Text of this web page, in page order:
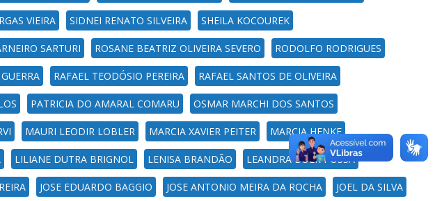
VIEIRA SIDNEI RENATO SILVEIRA SHEILA KOCOUREK
SARTURI ROSANE BEATRIZ OLIVEIRA SEVERO RODOLFO RODRIGUES
RAFAEL TEODÓSIO PEREIRA RAFAEL SANTOS DE OLIVEIRA
PATRICIA DO AMARAL COMARU OSMAR MARCHI DOS SANTOS
MAURI LEODIR LOBLER MARCIA XAVIER PEITER MARCIA HENKE
LILIANE DUTRA BRIGNOL LENISA BRANDÃO LEANDRA BOER POSSA
JOSE EDUARDO BAGGIO JOSE ANTONIO MEIRA DA ROCHA JOEL DA SILVA